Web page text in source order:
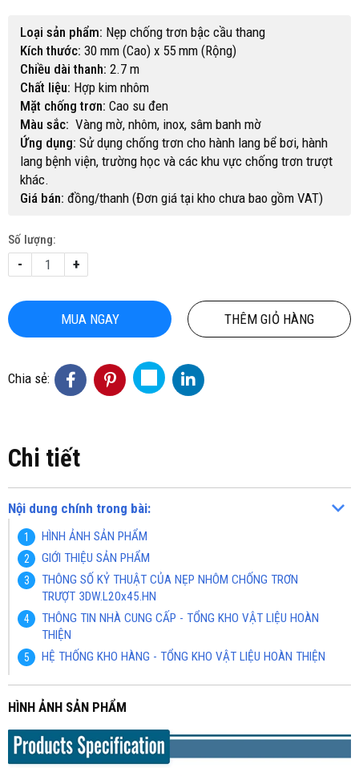
Loại sản phẩm: Nẹp chống trơn bậc cầu thang
Kích thước: 30 mm (Cao) x 55 mm (Rộng)
Chiều dài thanh: 2.7 m
Chất liệu: Hợp kim nhôm
Mặt chống trơn: Cao su đen
Màu sắc: Vàng mờ, nhôm, inox, sâm banh mờ
Ứng dụng: Sử dụng chống trơn cho hành lang bể bơi, hành
lang bệnh viện, trường học và các khu vực chống trơn trượt
khác.
Giá bán: đồng/thanh (Đơn giá tại kho chưa bao gồm VAT)
Số lượng:
- +
MUA NGAY THÊM GIỎ HÀNG
Chia sẻ:
Chi tiết
Nội dung chính trong bài:
HÌNH ẢNH SẢN PHẨM
GIỚI THIỆU SẢN PHẨM
THÔNG SỐ KỶ THUẬT CỦA NẸP NHÔM CHỐNG TRƠN
TRƯỢT 3DW.L20x45.HN
THÔNG TIN NHÀ CUNG CẤP - TỔNG KHO VẬT LIỆU HOÀN
THIỆN
HỆ THỐNG KHO HÀNG - TỔNG KHO VẬT LIỆU HOÀN THIỆN
HÌNH ẢNH SẢN PHẨM